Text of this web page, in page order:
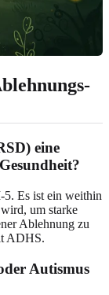
eine
Es ist ein weithin
um starke
Ablehnung zu
ADHS.
Autismus